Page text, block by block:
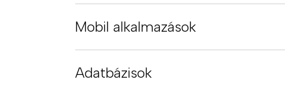
Mobil alkalmazások
Adatbázisok